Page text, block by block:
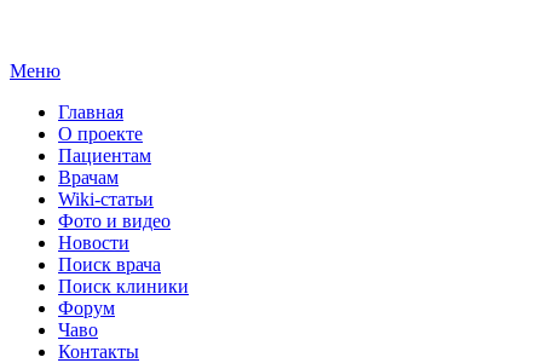
Меню
Главная
О проекте
Пациентам
Врачам
Wiki-статьи
Фото и видео
Новости
Поиск врача
Поиск клиники
Форум
Чаво
Контакты